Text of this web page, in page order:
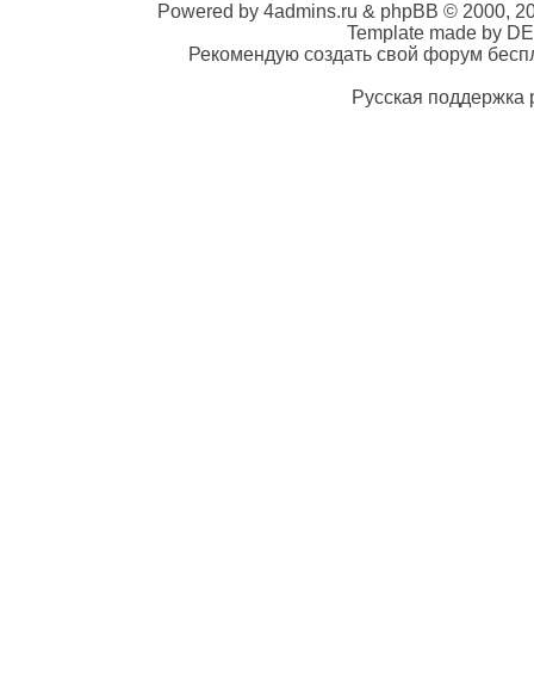
Powered by 4admins.ru & phpBB © 2000,
Template made by
Рекомендую создать свой форум
Русская поддержка